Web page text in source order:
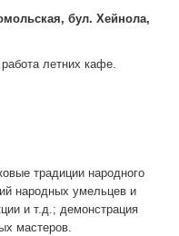
бул. Хейнола,
летних кафе.
традиции народного
народных умельцев и
и т.д.; демонстрация
мастеров.